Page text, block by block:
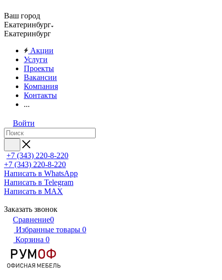
Ваш город
Екатеринбург
Екатеринбург
Акции
Услуги
Проекты
Вакансии
Компания
Контакты
...
Войти
+7 (343) 220-8-220
+7 (343) 220-8-220
Написать в WhatsApp
Написать в Telegram
Написать в MAX
Заказать звонок
Сравнение0
Избранные товары 0
Корзина 0